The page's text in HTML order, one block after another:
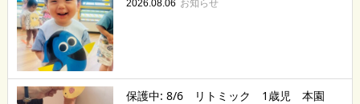
2026.08.06
保護中: 8/6 リトミック 1歳児 本園